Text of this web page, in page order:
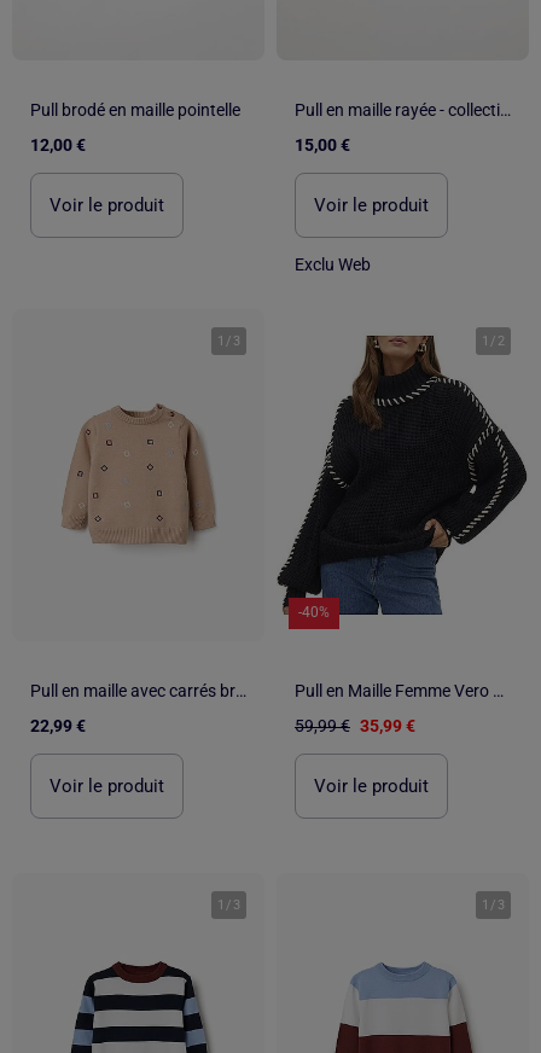
Pull brodé en maille pointelle
12,00 €
Voir le produit
Pull en maille rayée - collection facile à enfiler
15,00 €
Voir le produit
Exclu Web
1 / 3
Pull en maille avec carrés brodés
22,99 €
Voir le produit
1 / 2
-40%
Pull en Maille Femme Vero Moda
59,99 € 35,99 €
Voir le produit
1 / 3 1 / 3